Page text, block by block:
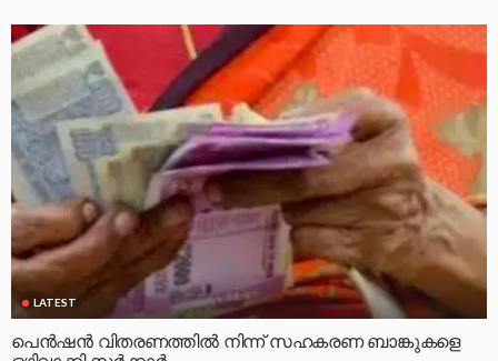
LATEST
പെൻഷൻ വിതരണത്തിൽ നിന്ന് സഹകരണ ബാങ്കുകളെ